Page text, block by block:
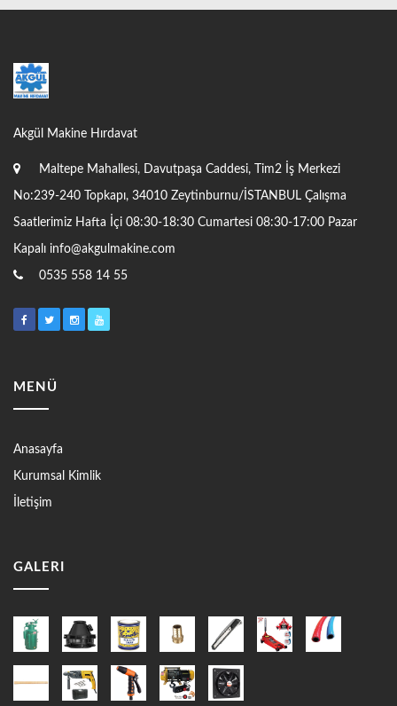
Akgül Makine Hırdavat
Maltepe Mahallesi, Davutpaşa Caddesi, Tim2 İş Merkezi
No:239-240 Topkapı, 34010 Zeytinburnu/İSTANBUL Çalışma
Saatlerimiz Hafta İçi 08:30-18:30 Cumartesi 08:30-17:00 Pazar
Kapalı info@akgulmakine.com
0535 558 14 55
MENÜ
Anasayfa
Kurumsal Kimlik
İletişim
GALERI